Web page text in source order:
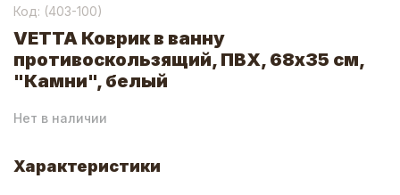
Код: (403-100)
VETTA Коврик в ванну
противоскользящий, ПВХ, 68x35 см,
"Камни", белый
Нет в наличии
Характеристики